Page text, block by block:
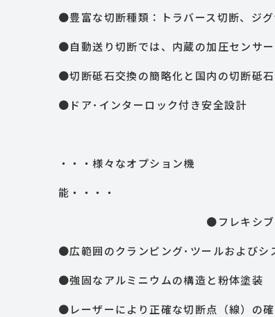
●豊富な切断種類：トラバース切断、ジ
●自動送り切断では、内蔵の加圧センサ
●切断砥石交換の簡略化と国内の切断砥
●ドア･インターロック付き安全設計
・・・様々なオプション機
能・
●フレキシブル･アーム付
●広範囲のクランピング･ツールおよびシ
●強固なアルミニウムの構造と粉体塗装
●レーザーにより正確な切断点（線）の